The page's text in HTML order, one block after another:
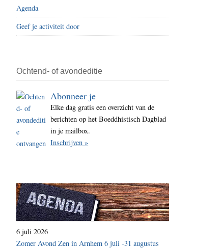
i
t
e
Agenda
Geef je activiteit door
Ochtend- of avondeditie
Abonneer je
Elke dag gratis een overzicht van de
berichten op het Boeddhistisch Dagblad
in je mailbox.
Inschrijven »
6 juli 2026
Zomer Avond Zen in Arnhem 6 juli -31 augustus